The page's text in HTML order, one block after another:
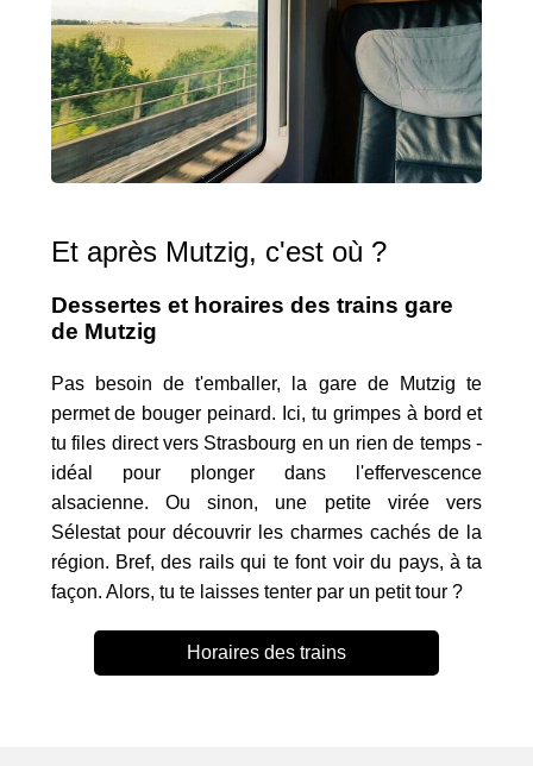
Et après Mutzig, c'est où ?
Dessertes et horaires des trains gare
de Mutzig
Pas besoin de t'emballer, la gare de Mutzig te
permet de bouger peinard. Ici, tu grimpes à bord et
tu files direct vers Strasbourg en un rien de temps -
idéal pour plonger dans l'effervescence
alsacienne. Ou sinon, une petite virée vers
Sélestat pour découvrir les charmes cachés de la
région. Bref, des rails qui te font voir du pays, à ta
façon. Alors, tu te laisses tenter par un petit tour ?
Horaires des trains